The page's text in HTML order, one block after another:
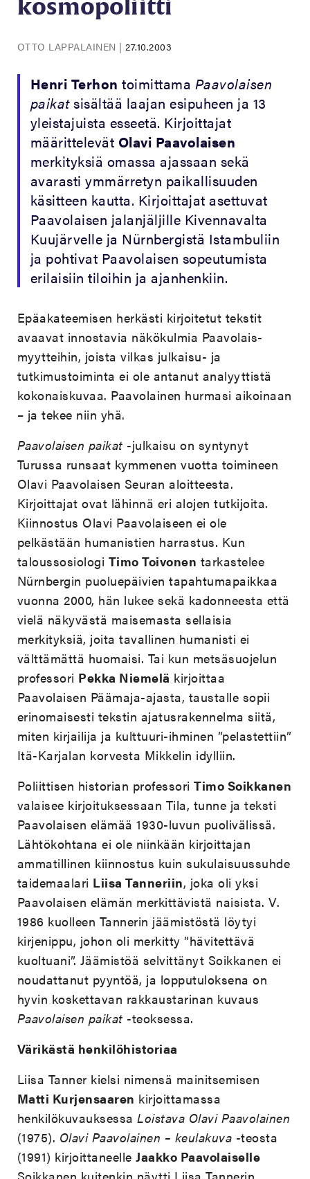
kosmopoliitti
OTTO LAPPALAINEN |27.10.2003
Henri Terhon toimittama Paavolaisen
paikatsisältää laajan esipuheen ja 13
yleistajuista esseetä. Kirjoittajat
määrittelevät Olavi Paavolaisen
merkityksiä omassa ajassaan sekä
avarasti ymmärretyn paikallisuuden
käsitteen kautta. Kirjoittajat asettuvat
Paavolaisen jalanjäljille Kivennavalta
Kuujärvelle ja Nürnbergistä Istambuliin
ja pohtivat Paavolaisen sopeutumista
erilaisiin tiloihin ja ajanhenkiin.
Epäakateemisen herkästi kirjoitetut tekstit
avaavat innostavia näkökulmia Paavolais-
myytteihin, joista vilkas julkaisu- ja
tutkimustoiminta ei ole antanut analyyttistä
kokonaiskuvaa. Paavolainen hurmasi aikoinaan
– ja tekee niin yhä.
Paavolaisen paikat -julkaisu on syntynyt
Turussa runsaat kymmenen vuotta toimineen
Olavi Paavolaisen Seuran aloitteesta.
Kirjoittajat ovat lähinnä eri alojen tutkijoita.
Kiinnostus Olavi Paavolaiseen ei ole
pelkästään humanistien harrastus. Kun
taloussosiologi Timo Toivonen tarkastelee
Nürnbergin puoluepäivien tapahtumapaikkaa
vuonna 2000, hän lukee sekä kadonneesta että
vielä näkyvästä maisemasta sellaisia
merkityksiä, joita tavallinen humanisti ei
välttämättä huomaisi. Tai kun metsäsuojelun
professori Pekka Niemelä kirjoittaa
Paavolaisen Päämaja-ajasta, taustalle sopii
erinomaisesti tekstin ajatusrakennelma siitä,
miten kirjailija ja kulttuuri-ihminen ”pelastettiin”
Itä-Karjalan korvesta Mikkelin idylliin.
Poliittisen historian professoriTimo Soikkanen
valaisee kirjoituksessaan Tila, tunne ja teksti
Paavolaisen elämää 1930-luvun puolivälissä.
Lähtökohtana ei ole niinkään kirjoittajan
ammatillinen kiinnostus kuin sukulaisuussuhde
taidemaalari Liisa Tanneriin, joka oli yksi
Paavolaisen elämän merkittävistä naisista. V.
1986 kuolleen Tannerin jäämistöstä löytyi
kirjenippu, johon oli merkitty ”hävitettävä
kuoltuani”. Jäämistöä selvittänyt Soikkanen ei
noudattanut pyyntöä, ja lopputuloksena on
hyvin koskettavan rakkaustarinan kuvaus
Paavolaisen paikat -teoksessa.
Värikästä henkilöhistoriaa
Liisa Tanner kielsi nimensä mainitsemisen
Matti Kurjensaaren kirjoittamassa
henkilökuvauksessaLoistava Olavi Paavolainen
(1975). Olavi Paavolainen – keulakuva -teosta
(1991) kirjoittaneelleJaakko Paavolaiselle